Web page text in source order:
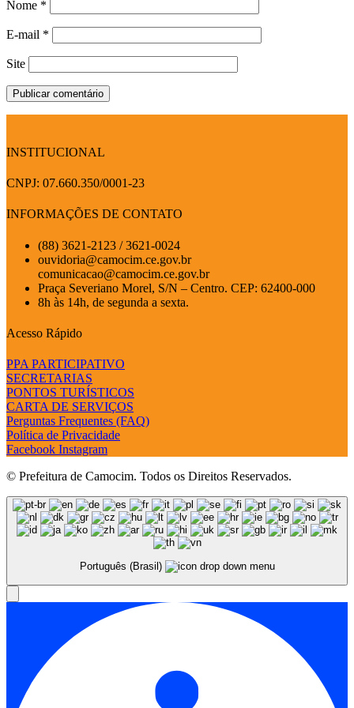
Nome *
E-mail *
Site
INSTITUCIONAL
CNPJ: 07.660.350/0001-23
INFORMAÇÕES DE CONTATO
(88) 3621-2123 / 3621-0024
ouvidoria@camocim.ce.gov.br
comunicacao@camocim.ce.gov.br
Praça Severiano Morel, S/N – Centro. CEP: 62400-000
8h às 14h, de segunda a sexta.
Acesso Rápido
PPA PARTICIPATIVO
SECRETARIAS
PONTOS TURÍSTICOS
CARTA DE SERVIÇOS
Perguntas Frequentes (FAQ)
Política de Privacidade
Facebook Instagram
© Prefeitura de Camocim. Todos os Direitos Reservados.
Português (Brasil)